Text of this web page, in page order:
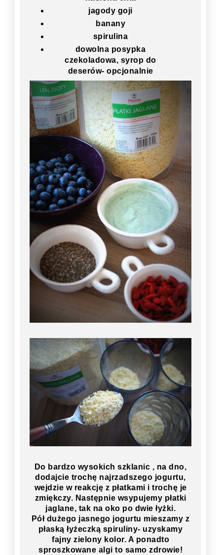
jagody goji
banany
spirulina
dowolna posypka
czekoladowa, syrop do
deserów- opcjonalnie
Do bardzo wysokich szklanic , na dno,
dodajcie trochę najrzadszego jogurtu,
wejdzie w reakcję z płatkami i trochę je
zmiękczy. Następnie wsypujemy płatki
jaglane, tak na oko po dwie łyżki.
Pół dużego jasnego jogurtu mieszamy z
płaską łyżeczką spiruliny- uzyskamy
fajny zielony kolor. A ponadto
sproszkowane algi to samo zdrowie!